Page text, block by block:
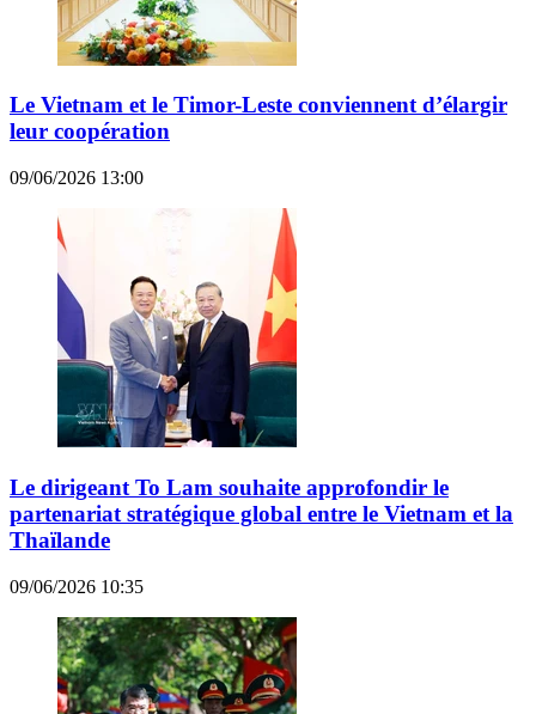
Le Vietnam et le Timor-Leste conviennent d’élargir
leur coopération
09/06/2026 13:00
Le dirigeant To Lam souhaite approfondir le
partenariat stratégique global entre le Vietnam et la
Thaïlande
09/06/2026 10:35